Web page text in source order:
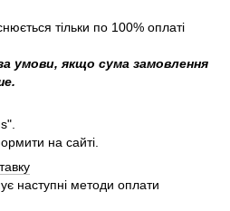
тільки по 100% оплаті
умови, якщо сума замовлення
на сайті.
наступні методи оплати